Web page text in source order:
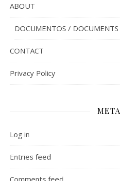
ABOUT
DOCUMENTOS / DOCUMENTS
CONTACT
Privacy Policy
META
Log in
Entries feed
Comments feed